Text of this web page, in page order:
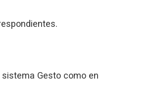
Gesto como en